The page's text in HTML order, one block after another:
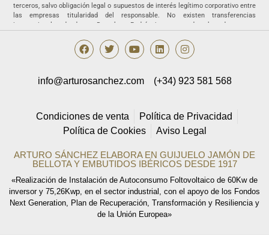
terceros, salvo obligación legal o supuestos de interés legítimo corporativo entre
las empresas titularidad del responsable. No existen transferencias
internacionales de datos. Derechos: Podrá ejercer sus derechos de acceso,
no ser objeto de una decisión basada únicamente en el tratamiento de datos
automatizado, incluida la elaboración de perfiles, así como revocar los
info@arturosanchez.com tal y como se indica en lapolítica de privacidad.
Condiciones de venta
Política de Privacidad
Política de Cookies
Aviso Legal
ARTURO SÁNCHEZ ELABORA EN GUIJUELO JAMÓN DE
BELLOTA Y EMBUTIDOS IBÉRICOS DESDE 1917
«Realización de Instalación de Autoconsumo Foltovoltaico de 60Kw de
inversor y 75,26Kwp, en el sector industrial, con el apoyo de los Fondos
Next Generation, Plan de Recuperación, Transformación y Resiliencia y
de la Unión Europea»
info@arturosanchez.com (+34) 923 581 568